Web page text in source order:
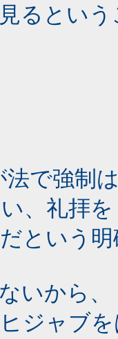
るとい
で強制
、礼拝
という
いから、
ジャブ